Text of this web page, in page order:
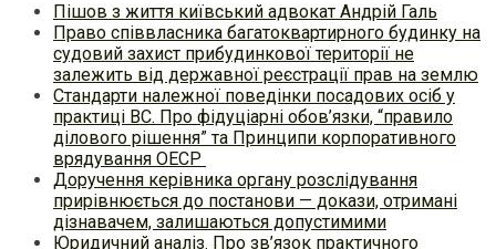
Пішов з життя київський адвокат Андрій Галь
Право співвласника багатоквартирного будинку на
судовий захист прибудинкової території не
залежить від державної реєстрації прав на землю
Стандарти належної поведінки посадових осіб у
практиці ВC. Про фідуціарні обов’язки, “правило
ділового рішення” та Принципи корпоративного
врядування ОЕСР
Доручення керівника органу розслідування
прирівнюється до постанови — докази, отримані
дізнавачем, залишаються допустимими
Юридичний аналіз. Про зв’язок практичного